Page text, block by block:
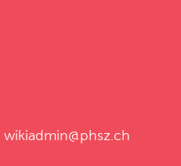
wikiadmin@phsz.ch